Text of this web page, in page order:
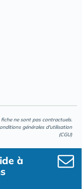
ne sont pas contractuels.
générales d'utilisation
(CGU)
à